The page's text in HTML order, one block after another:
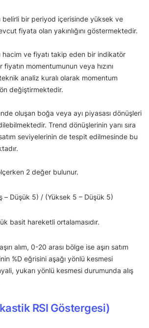
bir periyod içerisinde yüksek ve
fiyata olan yakınlığını göstermektedir.
ve fiyatı takip eden bir indikatör
momentumunun veya hızını
analiz kuralı olarak momentum
değiştirmektedir.
oluşan boğa veya ayı piyasası dönüşleri
Trend dönüşlerinin yanı sıra
satım seviyelerinin de tespit edilmesinde bu
2 değer bulunur.
– Düşük 5) / (Yüksek 5 – Düşük 5)
basit hareketli ortalamasıdır.
alım, 0-20 arası bölge ise aşırı satım
%D eğrisini aşağı yönlü kesmesi
yukarı yönlü kesmesi durumunda alış
RSI Göstergesi)